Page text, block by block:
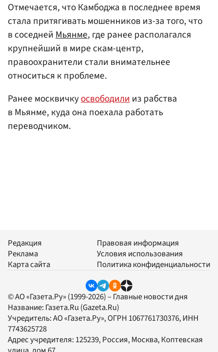
Отмечается, что Камбоджа в последнее время
стала притягивать мошенников из-за того, что
в соседнейМьянме, где ранее располагался
крупнейший в мире скам-центр,
правоохранители стали внимательнее
относиться к проблеме.
Ранее москвичкуосвободилииз рабства
в Мьянме, куда она поехала работать
переводчиком.
Редакция
Реклама
Карта сайта
Правовая информация
Условия использования
Политика конфиденциальности
© АО «Газета.Ру» (1999-2026) – Главные новости дня
Название: Газета.Ru (Gazeta.Ru)
Учредитель:АО «Газета.Ру», ОГРН 1067761730376, ИНН
7743625728
Адрес учредителя: 125239, Россия, Москва, Коптевская